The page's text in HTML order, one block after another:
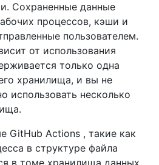
Сохраненные данные
процессов, кэши и
пользователем.
от использования
только одна
хранилища, и вы не
использовать несколько
GitHub Actions , такие как
в структуре файла
в томе хранилища данных